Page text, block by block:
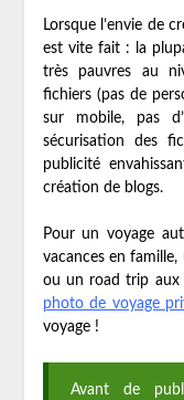
Lorsque l’envie de
est vite fait : la
très pauvres au
fichiers (pas de
sur mobile, pas
sécurisation des
publicité
création de blogs.
Pour un voyage
vacances en
ou un road trip aux
photo de voyage
voyage !
Avant de